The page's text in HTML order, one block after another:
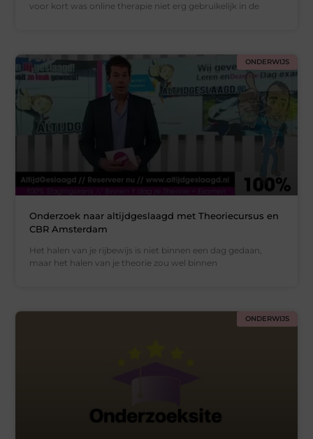
voor kort was online therapie niet erg gebruikelijk in de
ONDERWIJS
Onderzoek naar altijdgeslaagd met Theoriecursus en
CBR Amsterdam
Het halen van je rijbewijs is niet binnen een dag gedaan,
maar het halen van je theorie zou wel binnen
ONDERWIJS